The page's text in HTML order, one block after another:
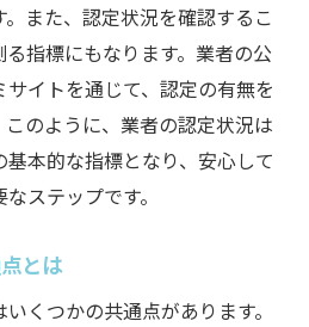
方法
図るための交渉術
費用削減策
だけを選ぶポイント
な選択肢を探す
るための基準
の関連性
また、認定状況を確認するこ
指標にもなります。業者の公
イトを通じて、認定の有無を
のように、業者の認定状況は
本的な指標となり、安心して
ステップです。
とは
くつかの共通点があります。